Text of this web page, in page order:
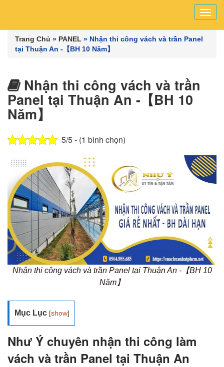
Trang Chủ » PANEL » Nhận thi công vách và trần Panel
tại Thuận An -【BH 10 Năm】
Nhận thi công vách và trần
Panel tại Thuận An -【BH 10
Năm】
5/5 - (1 bình chọn)
Nhận thi công vách và trần Panel tại Thuận An -【BH 10
Năm】
Mục Lục [show]
Như Ý chuyên nhận thi công làm
vách và trần Panel tại Thuận An